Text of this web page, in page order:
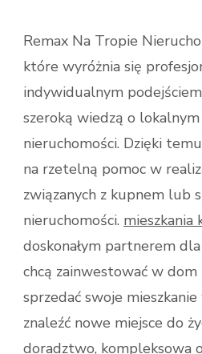
Remax Na Tropie
które wyróżnia się
indywidualnym
szeroką wiedzą o
nieruchomości. Dzięki
na rzetelną pomoc w
związanych z kupnem lub
nieruchomości. mieszkania
doskonałym partnerem
chcą zainwestować w dom
sprzedać swoje
znaleźć nowe miejsce do
doradztwo, kompleksowa